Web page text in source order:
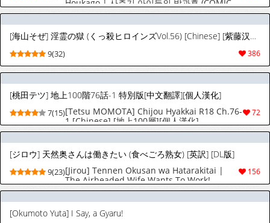
Houkago | 사춘기 아이들의 방과후 (COMIC
Kairakuten 2026-07) [Korean] [Decensored]
[팀 오바참치] [Digital]
[海山そぜ] 淫霊の獄 (くっ殺ヒロインズVol.56) [Chinese] [紫藤汉化组]
386
9(32)
[桃田テツ] 地上100階76話-1 特別版[中文翻譯][個人漢化]
72
7(15)[Tetsu MOMOTA] Chijou Hyakkai R18 Ch.76-
1 [Chinese] [地上100層][個人漢化]
[ジロウ] 天然奥さんは働きたい (食べごろ熟女) [英訳] [DL版]
156
9(23)[Jirou] Tennen Okusan wa Hatarakitai |
The Airheaded Wife Wants To Work!
(Tabegoro Jukujo) [English] [Cookie
Cruncher] [Digital]
[Okumoto Yuta] I Say, a Gyaru!